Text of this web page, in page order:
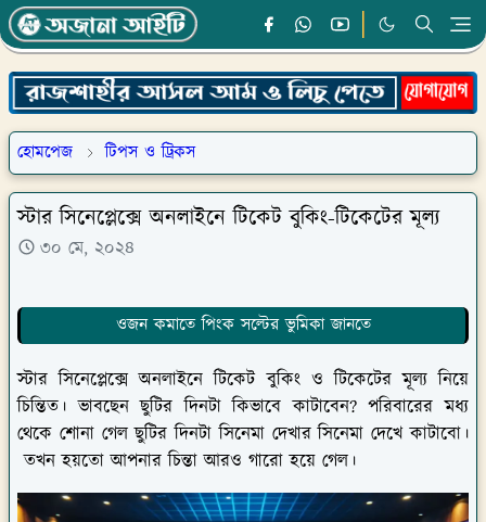
হোমপেজ টিপস ও ট্রিকস
স্টার সিনেপ্লেক্সে অনলাইনে টিকেট বুকিং-টিকেটের মূল্য
৩০ মে, ২০২৪
ওজন কমাতে পিংক সল্টের ভুমিকা জানতে
স্টার সিনেপ্লেক্সে অনলাইনে টিকেট বুকিং ও টিকেটের মূল্য নিয়ে
চিন্তিত। ভাবছেন ছুটির দিনটা কিভাবে কাটাবেন? পরিবারের মধ্য
থেকে শোনা গেল ছুটির দিনটা সিনেমা দেখার সিনেমা দেখে কাটাবো।
তখন হয়তো আপনার চিন্তা আরও গারো হয়ে গেল।